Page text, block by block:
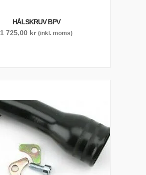
HÅLSKRUV BPV
1 725,00 kr (inkl. moms)